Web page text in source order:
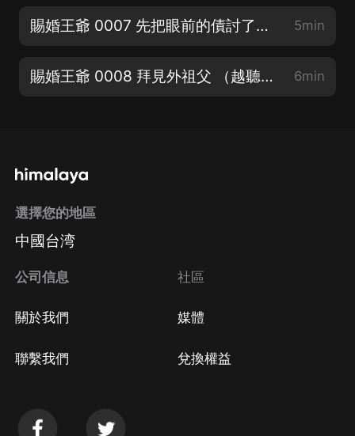
賜婚王爺 0007 先把眼前的債討了（置頂評論有追更福利哦~） 5min
賜婚王爺 0008 拜見外祖父 （越聽越香~歡迎投張月票票~） 6min
選擇您的地區
中國台湾
公司信息
關於我們
聯繫我們
社區
媒體
兌換權益